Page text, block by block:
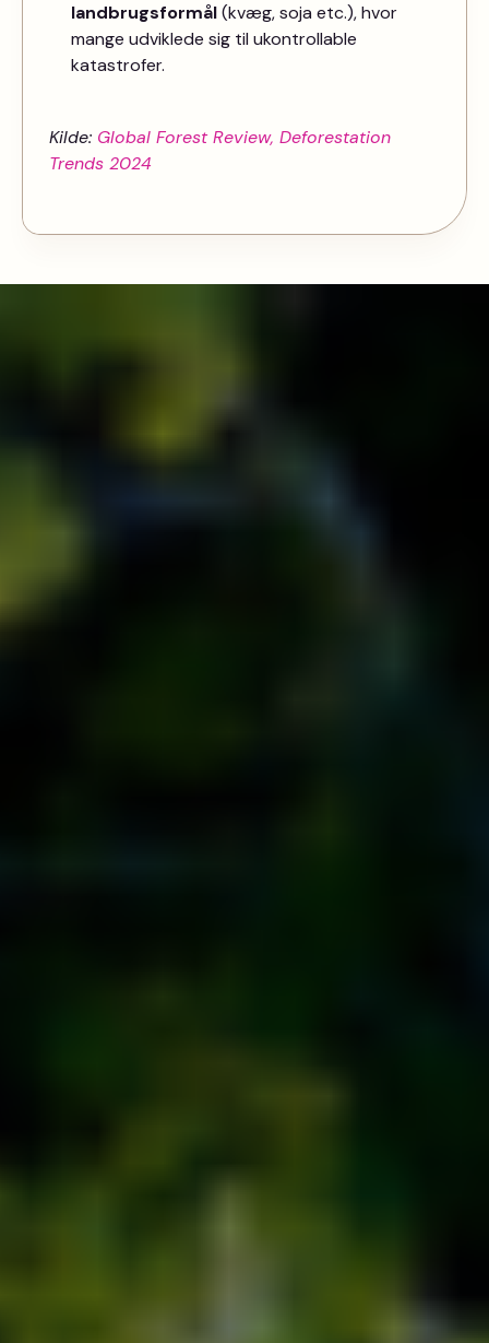
landbrugsformål(kvæg, soja etc.), hvor
mange udviklede sig til ukontrollable
katastrofer.
Kilde: Global Forest Review, Deforestation
Trends 2024